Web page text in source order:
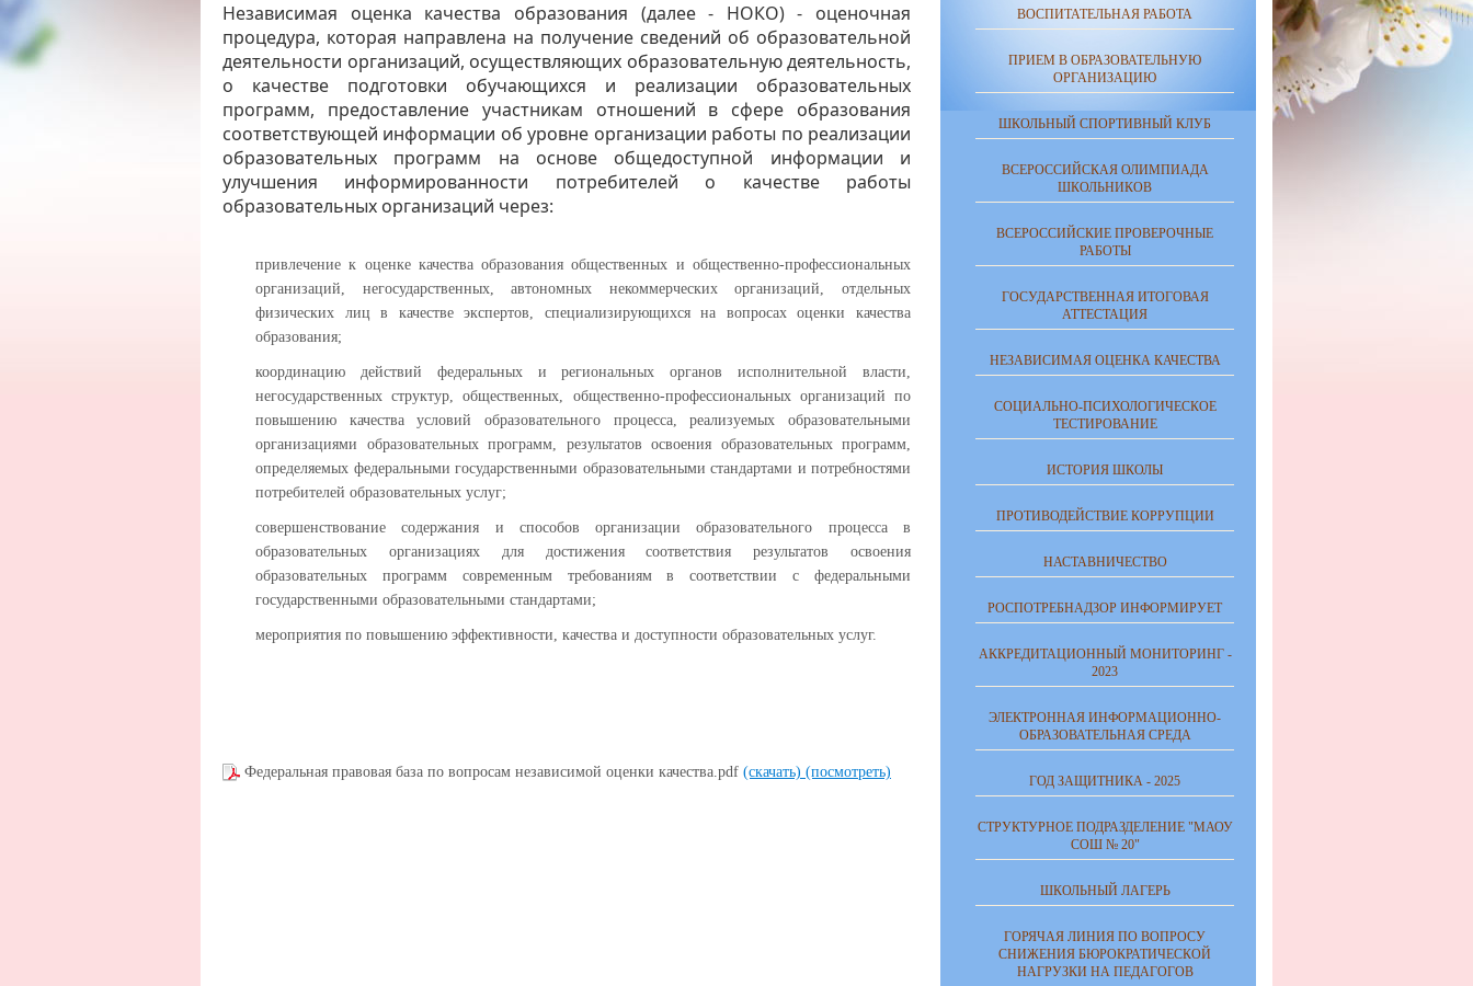
Независимая оценка качества образования (далее - НОКО) - оценочная
процедура, которая направлена на получение сведений об образовательной
деятельности организаций, осуществляющих образовательную деятельность,
о качестве подготовки обучающихся и реализации образовательных
программ, предоставление участникам отношений в сфере образования
соответствующей информации об уровне организации работы по реализации
образовательных программ на основе общедоступной информации и
улучшения информированности потребителей о качестве работы
образовательных организаций через:
привлечение к оценке качества образования общественных и общественно-профессиональных
организаций, негосударственных, автономных некоммерческих организаций, отдельных
физических лиц в качестве экспертов, специализирующихся на вопросах оценки качества
образования;
координацию действий федеральных и региональных органов исполнительной власти,
негосударственных структур, общественных, общественно-профессиональных организаций по
повышению качества условий образовательного процесса, реализуемых образовательными
организациями образовательных программ, результатов освоения образовательных программ,
определяемых федеральными государственными образовательными стандартами и потребностями
потребителей образовательных услуг;
совершенствование содержания и способов организации образовательного процесса в
образовательных организациях для достижения соответствия результатов освоения
образовательных программ современным требованиям в соответствии с федеральными
государственными образовательными стандартами;
мероприятия по повышению эффективности, качества и доступности образовательных услуг.
Федеральная правовая база по вопросам независимой оценки качества.pdf (скачать) (посмотреть)
ВОСПИТАТЕЛЬНАЯ РАБОТА
ПРИЕМ В ОБРАЗОВАТЕЛЬНУЮ
ОРГАНИЗАЦИЮ
ШКОЛЬНЫЙ СПОРТИВНЫЙ КЛУБ
ВСЕРОССИЙСКАЯ ОЛИМПИАДА
ШКОЛЬНИКОВ
ВСЕРОССИЙСКИЕ ПРОВЕРОЧНЫЕ
РАБОТЫ
ГОСУДАРСТВЕННАЯ ИТОГОВАЯ
АТТЕСТАЦИЯ
НЕЗАВИСИМАЯ ОЦЕНКА КАЧЕСТВА
СОЦИАЛЬНО-ПСИХОЛОГИЧЕСКОЕ
ТЕСТИРОВАНИЕ
ИСТОРИЯ ШКОЛЫ
ПРОТИВОДЕЙСТВИЕ КОРРУПЦИИ
НАСТАВНИЧЕСТВО
РОСПОТРЕБНАДЗОР ИНФОРМИРУЕТ
АККРЕДИТАЦИОННЫЙ МОНИТОРИНГ -
2023
ЭЛЕКТРОННАЯ ИНФОРМАЦИОННО-
ОБРАЗОВАТЕЛЬНАЯ СРЕДА
ГОД ЗАЩИТНИКА - 2025
СТРУКТУРНОЕ ПОДРАЗДЕЛЕНИЕ "МАОУ
СОШ № 20"
ШКОЛЬНЫЙ ЛАГЕРЬ
ГОРЯЧАЯ ЛИНИЯ ПО ВОПРОСУ
СНИЖЕНИЯ БЮРОКРАТИЧЕСКОЙ
НАГРУЗКИ НА ПЕДАГОГОВ